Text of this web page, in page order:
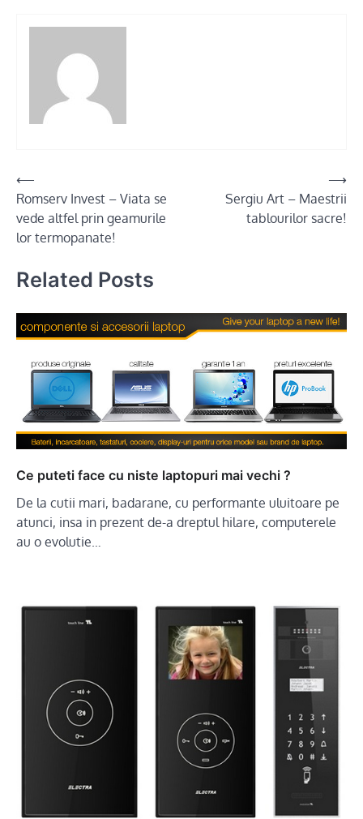
Post
navigation
⟵
Romserv Invest – Viata se
vede altfel prin geamurile
lor termopanate!
Sergiu Art – Maestrii
tablourilor sacre!
⟶
Related Posts
Ce puteti face cu niste laptopuri mai vechi ?
De la cutii mari, badarane, cu performante uluitoare pe
atunci, insa in prezent de-a dreptul hilare, computerele
au o evolutie…